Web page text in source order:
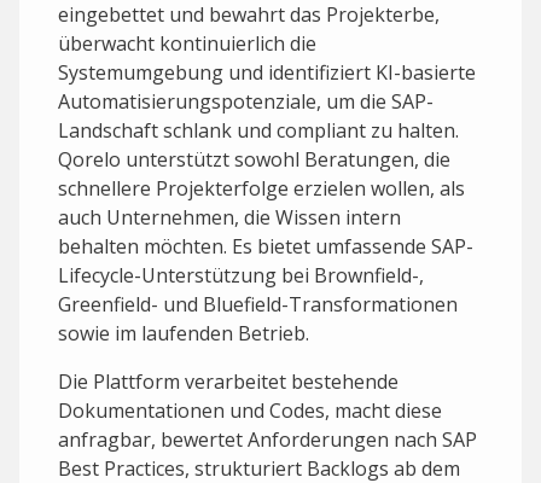
eingebettet und bewahrt das Projekterbe,
überwacht kontinuierlich die
Systemumgebung und identifiziert KI-basierte
Automatisierungspotenziale, um die SAP-
Landschaft schlank und compliant zu halten.
Qorelo unterstützt sowohl Beratungen, die
schnellere Projekterfolge erzielen wollen, als
auch Unternehmen, die Wissen intern
behalten möchten. Es bietet umfassende SAP-
Lifecycle-Unterstützung bei Brownfield-,
Greenfield- und Bluefield-Transformationen
sowie im laufenden Betrieb.
Die Plattform verarbeitet bestehende
Dokumentationen und Codes, macht diese
anfragbar, bewertet Anforderungen nach SAP
Best Practices, strukturiert Backlogs ab dem